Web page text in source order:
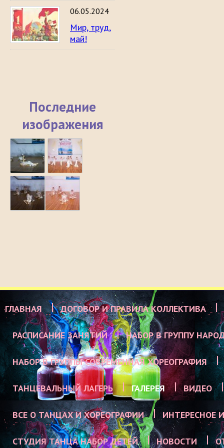
06.05.2024
Мир, труд,
май!
Последние
изображения
ГЛАВНАЯ ДОГОВОР И ПРАВИЛА КОЛЛЕКТИВА
РАСПИСАНИЕ ЗАНЯТИЙ НАБОР В ГРУППУ
НАБОР В ГРУППЫ СОВРЕМЕННАЯ ХОРЕОГРАФИЯ
ТАНЦЕВАЛЬНЫЙ ЛАГЕРЬ ГАЛЕРЕЯ ВИДЕО
ВСЕ О ТАНЦАХ И ХОРЕОГРАФИИ ИНТЕРЕСНОЕ
СТУДИЯ ТАНЦА НАБОР ДЕТЕЙ НОВОСТИ